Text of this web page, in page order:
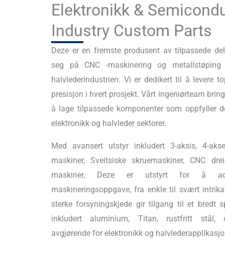
Elektronikk &
Industry Custom Parts
Deze er en fremste produsent av tilpassede
seg på CNC -maskinering og
halvlederindustrien. Vi er dedikert til å levere
presisjon i hvert prosjekt. Vårt ingeniørteam
å lage tilpassede komponenter som oppfyller
elektronikk og halvleder sektorer.
Med avansert utstyr inkludert 3-aksis, 4-
maskiner, Sveitsiske skruemaskiner, CNC
maskiner, Deze er utstyrt for å
maskineringsoppgave, fra enkle til svært
sterke forsyningskjede gir tilgang til et bredt
inkludert aluminium, Titan, rustfritt stål,
avgjørende for elektronikk og